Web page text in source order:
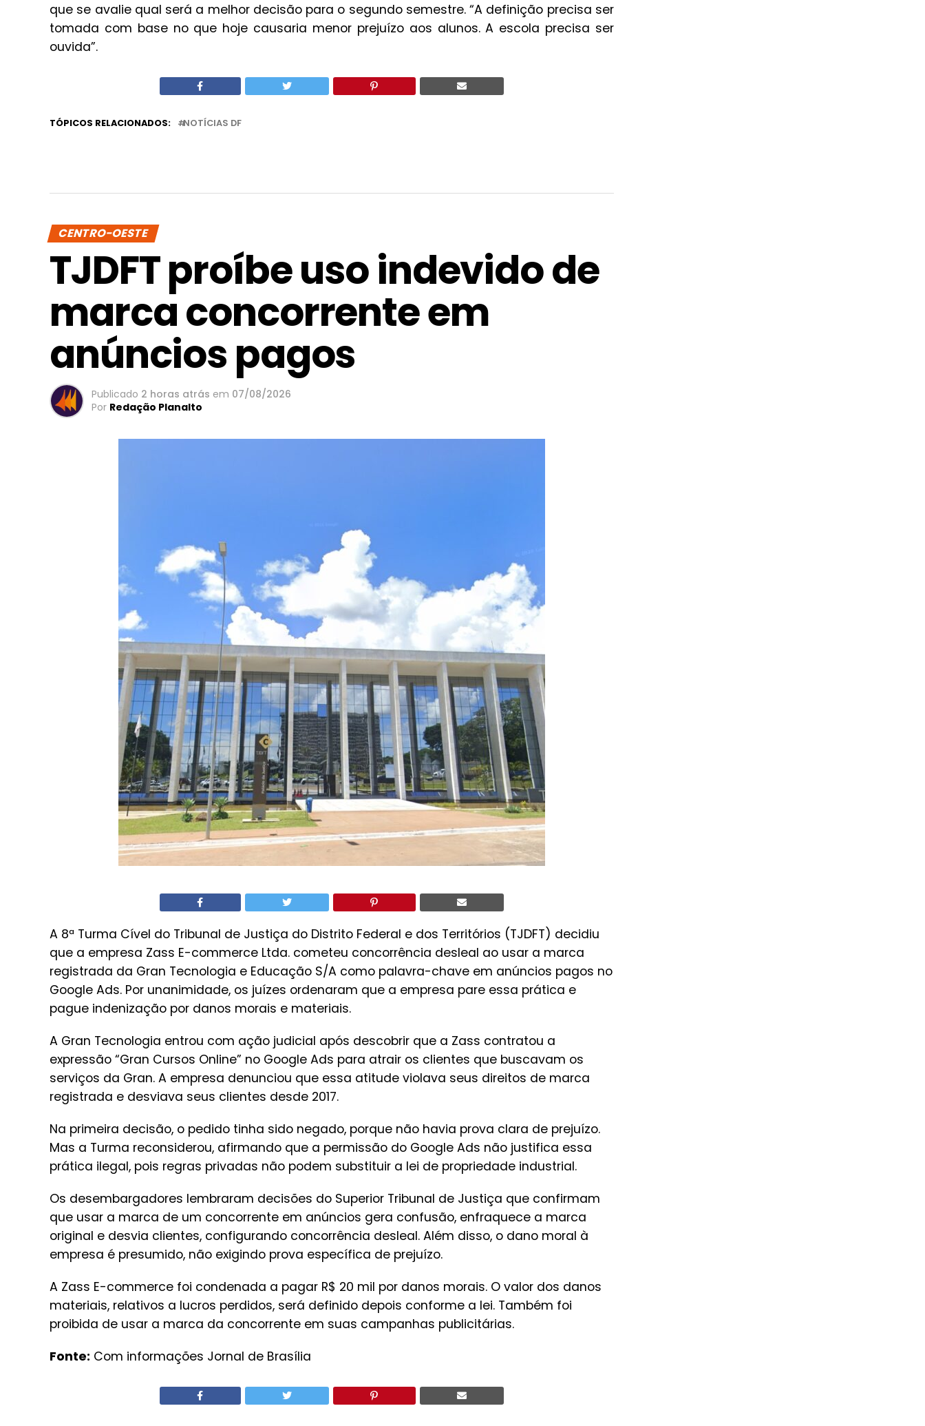
que se avalie qual será a melhor decisão para o segundo semestre. “A definição precisa ser
tomada com base no que hoje causaria menor prejuízo aos alunos. A escola precisa ser
ouvida”.
TÓPICOS RELACIONADOS: NOTÍCIAS DF
CENTRO-OESTE
TJDFT proíbe uso indevido de
marca concorrente em
anúncios pagos
Publicado 2 horas atrás em 07/08/2026
Por Redação Planalto
A 8ª Turma Cível do Tribunal de Justiça do Distrito Federal e dos Territórios (TJDFT) decidiu
que a empresa Zass E-commerce Ltda. cometeu concorrência desleal ao usar a marca
registrada da Gran Tecnologia e Educação S/A como palavra-chave em anúncios pagos no
Google Ads. Por unanimidade, os juízes ordenaram que a empresa pare essa prática e
pague indenização por danos morais e materiais.
A Gran Tecnologia entrou com ação judicial após descobrir que a Zass contratou a
expressão “Gran Cursos Online” no Google Ads para atrair os clientes que buscavam os
serviços da Gran. A empresa denunciou que essa atitude violava seus direitos de marca
registrada e desviava seus clientes desde 2017.
Na primeira decisão, o pedido tinha sido negado, porque não havia prova clara de prejuízo.
Mas a Turma reconsiderou, afirmando que a permissão do Google Ads não justifica essa
prática ilegal, pois regras privadas não podem substituir a lei de propriedade industrial.
Os desembargadores lembraram decisões do Superior Tribunal de Justiça que confirmam
que usar a marca de um concorrente em anúncios gera confusão, enfraquece a marca
original e desvia clientes, configurando concorrência desleal. Além disso, o dano moral à
empresa é presumido, não exigindo prova específica de prejuízo.
A Zass E-commerce foi condenada a pagar R$ 20 mil por danos morais. O valor dos danos
materiais, relativos a lucros perdidos, será definido depois conforme a lei. Também foi
proibida de usar a marca da concorrente em suas campanhas publicitárias.
Fonte: Com informações Jornal de Brasília